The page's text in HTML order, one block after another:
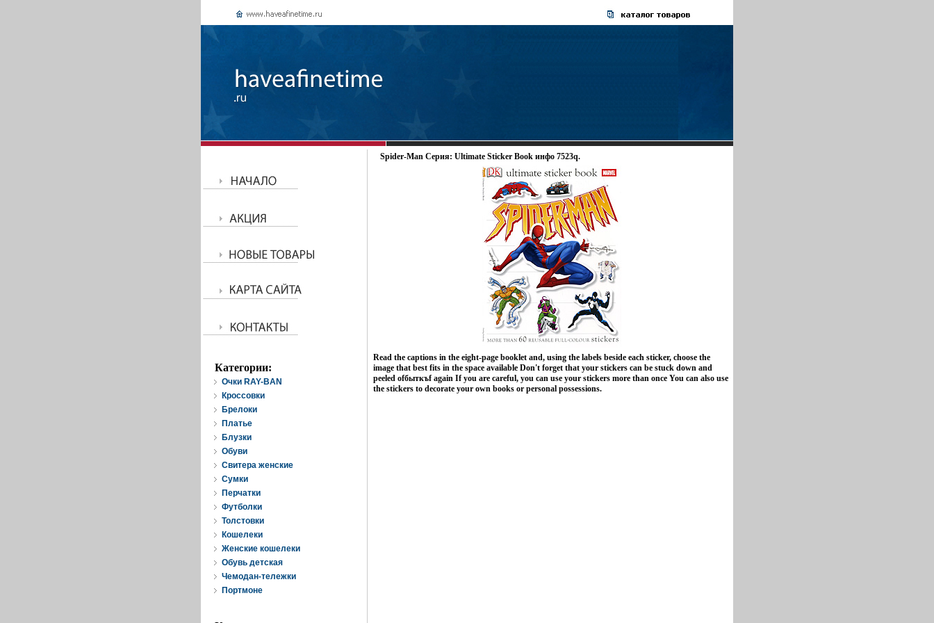
Категории:
Очки RAY-BAN
Кроссовки
Брелоки
Платье
Блузки
Обуви
Свитера женские
Cумки
Перчатки
Футболки
Толстовки
Кошелеки
Женские кошелеки
Обувь детская
Чемодан-тележки
Портмоне
Spider-Man Серия: Ultimate Sticker Book инфо 7523q.
Read the captions in the eight-page booklet and, using the labels beside each sticker, choose the
image that best fits in the space available Don't forget that your stickers can be stuck down and
peeled ofбыткъf again If you are careful, you can use your stickers more than once You can also use
the stickers to decorate your own books or personal possessions.